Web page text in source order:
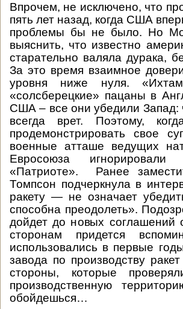
Впрочем, не исключено, что
пять лет назад, когда США
проблемы бы не было. Но
выяснить, что известно
старательно валяла дурака,
За это время взаимное
уровня ниже нуля.
«солсберецкие» пацаны в
США – все они убедили Запад:
всегда врет. Поэтому,
продемонстрировать свое
военные атташе ведущих
Евросоюза
«Патриоте». Ранее
Томпсон подчеркнула в
ракету — не означает
способна преодолеть».
дойдет до новых соглашений
сторонам придется
использовались в первые
завода по производству
стороны, которые
производственную
обойдешься…